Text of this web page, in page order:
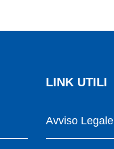
LINK UTILI
Avviso Legale